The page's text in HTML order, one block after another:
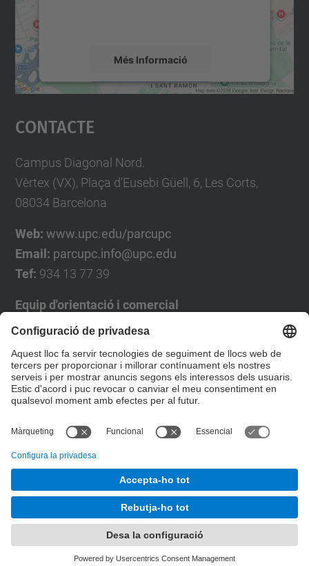
Més Informació
Accepta
powered by
Contacte
Campus Diagonal Nord.
Vèrtex (VX), Plaça d'Eusebi Güell, 6, Les Corts,
08034 Barcelona
Web: www.upc.edu/parcupc
Email: parcupc.info@upc.edu
Tef: 934 13 77 39
Equip d'orientació i comercial
José Luís Grande
Tel. 93 4137194
jose.luis.grande@upc.edu
Formulari de contacte
Desenvolupat amb